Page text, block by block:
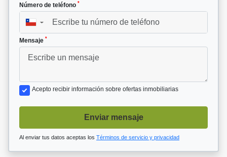
Número de teléfono *
▼
Mensaje *
Acepto recibir información sobre ofertas inmobiliarias
Enviar mensaje
Al enviar tus datos aceptas los Términos de servicio y privacidad